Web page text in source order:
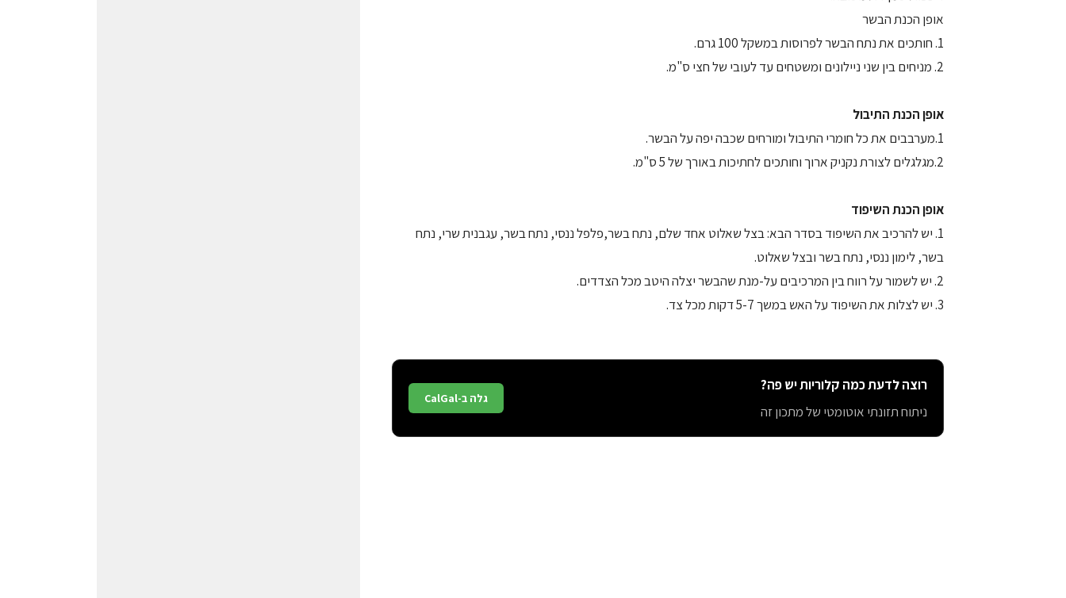
אופן הכנת הבשר
1. חותכים את נתח הבשר לפרוסות במשקל 100 גרם.
2. מניחים בין שני ניילונים ומשטחים עד לעובי של חצי ס"מ.
אופן הכנת התיבול
1.מערבבים את כל חומרי התיבול ומורחים שכבה יפה על הבשר.
2.מגלגלים לצורת נקניק ארוך וחותכים לחתיכות באורך של 5 ס"מ.
אופן הכנת השיפוד
1. יש להרכיב את השיפוד בסדר הבא: בצל שאלוט אחד שלם, נתח בשר,פלפל ננסי, נתח בשר, עגבנית שרי, נתח
בשר, לימון ננסי, נתח בשר ובצל שאלוט.
2. יש לשמור על רווח בין המרכיבים על-מנת שהבשר יצלה היטב מכל הצדדים.
3. יש לצלות את השיפוד על האש במשך 5-7 דקות מכל צד.
רוצה לדעת כמה קלוריות יש פה?
ניתוח תזונתי אוטומטי של מתכון זה
גלה ב-CalGal